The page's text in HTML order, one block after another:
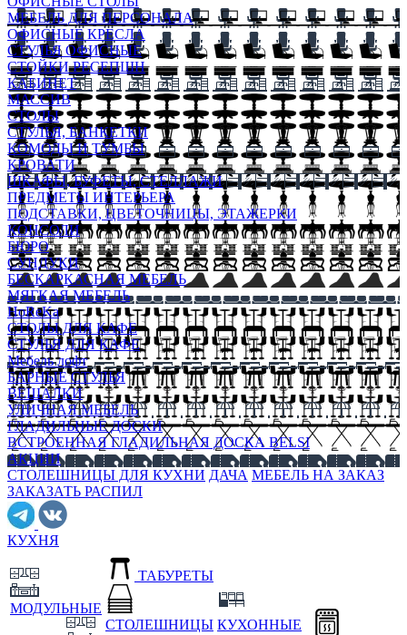
МЕБЕЛЬ ДЛЯ ПЕРСОНАЛА
ОФИСНЫЕ КРЕСЛА
СТУЛЬЯ ОФИСНЫЕ
СТОЙКИ РЕСЕПШН
КАБИНЕТ
МАССИВ
СТОЛЫ
СТУЛЬЯ, БАНКЕТКИ
КОМОДЫ И ТУМБЫ
КРОВАТИ
ШКАФЫ, БУФЕТЫ, СТЕЛЛАЖИ
ПРЕДМЕТЫ ИНТЕРЬЕРА
ПОДСТАВКИ, ЦВЕТОЧНИЦЫ, ЭТАЖЕРКИ
КОНСОЛИ
БЮРО
СУНДУКИ
БЕСКАРКАСНАЯ МЕБЕЛЬ
МЯГКАЯ МЕБЕЛЬ
HoReKa
СТОЛЫ ДЛЯ КАФЕ
СТУЛЬЯ ДЛЯ КАФЕ
Мебель лофт
БАРНЫЕ СТУЛЬЯ
ВЕШАЛКИ
УЛИЧНАЯ МЕБЕЛЬ
ГЛАДИЛЬНЫЕ ДОСКИ
ВСТРОЕННАЯ ГЛАДИЛЬНАЯ ДОСКА BELSI
АКЦИИ
СТОЛЕШНИЦЫ ДЛЯ КУХНИ ДАЧА МЕБЕЛЬ НА ЗАКАЗ
ЗАКАЗАТЬ РАСПИЛ
КУХНЯ
МОДУЛЬНЫЕ
ТАБУРЕТЫ
СТОЛЕШНИЦЫ КУХОННЫЕ